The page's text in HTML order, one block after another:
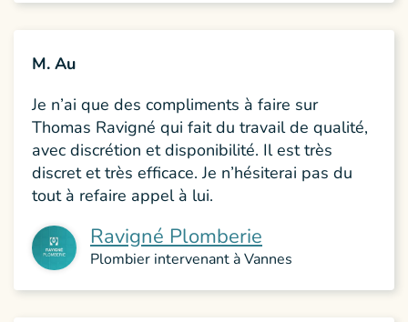
M. Au
Je n’ai que des compliments à faire sur
Thomas Ravigné qui fait du travail de qualité,
avec discrétion et disponibilité. Il est très
discret et très efficace. Je n’hésiterai pas du
tout à refaire appel à lui.
Ravigné Plomberie
Plombier intervenant à Vannes